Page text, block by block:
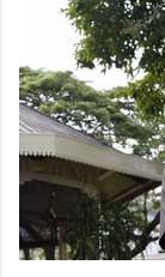
dan antropolog
Damanik, artikel
dan etnis antara